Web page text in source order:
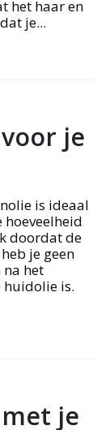
het haar en
je...
je
is ideaal
doordat de
je geen
het
huidolie is.
je